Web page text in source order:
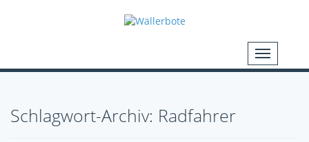
Schlagwort-Archiv: Radfahrer